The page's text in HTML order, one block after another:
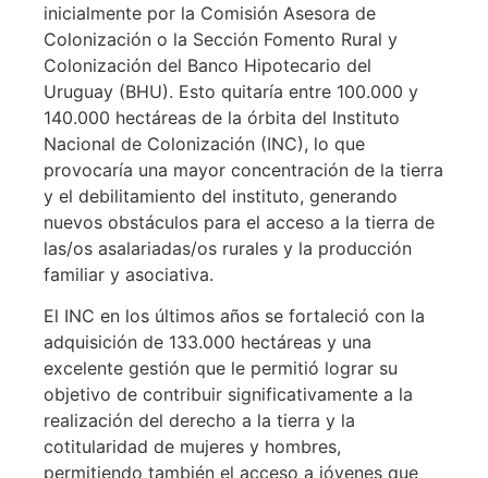
inicialmente por la Comisión Asesora de
Colonización o la Sección Fomento Rural y
Colonización del Banco Hipotecario del
Uruguay (BHU). Esto quitaría entre 100.000 y
140.000 hectáreas de la órbita del Instituto
Nacional de Colonización (INC), lo que
provocaría una mayor concentración de la tierra
y el debilitamiento del instituto, generando
nuevos obstáculos para el acceso a la tierra de
las/os asalariadas/os rurales y la producción
familiar y asociativa.
El INC en los últimos años se fortaleció con la
adquisición de 133.000 hectáreas y una
excelente gestión que le permitió lograr su
objetivo de contribuir significativamente a la
realización del derecho a la tierra y la
cotitularidad de mujeres y hombres,
permitiendo también el acceso a jóvenes que